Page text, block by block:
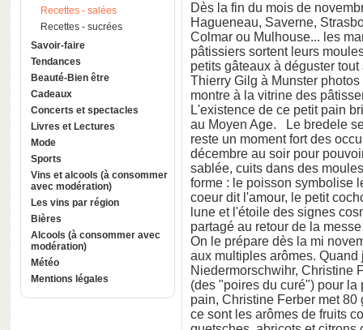
Recettes - salées
Recettes - sucrées
Savoir-faire
Tendances
Beauté-Bien être
Cadeaux
Concerts et spectacles
Livres et Lectures
Mode
Sports
Vins et alcools (à consommer
avec modération)
Les vins par région
Bières
Alcools (à consommer avec
modération)
Météo
Mentions légales
Dès la fin du mois de
Hagueneau, Saverne,
Colmar ou Mulhouse... les
pâtissiers sortent leurs
petits gâteaux à déguster
Thierry Gilg à Munster
montre à la vitrine des
L'existence de ce petit pain
au Moyen Age. Le bredele
reste un moment fort des
décembre au soir pour
sablée, cuits dans des
forme : le poisson symbolise
coeur dit l'amour, le petit
lune et l'étoile des signes
partagé au retour de la
On le prépare dès la mi
aux multiples arômes.
Niedermorschwihr, Christine
(des "poires du curé")
pain, Christine Ferber met 80
ce sont les arômes de fruits